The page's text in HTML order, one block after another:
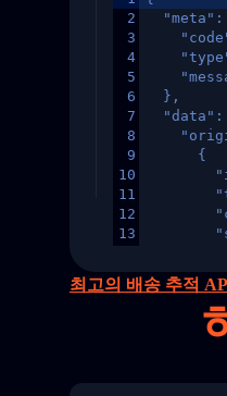
2
3
4
5
6
7
8
9
10
11
12
13
15
16
"meta":
  },
"data":
      {
최고의 배송 추적